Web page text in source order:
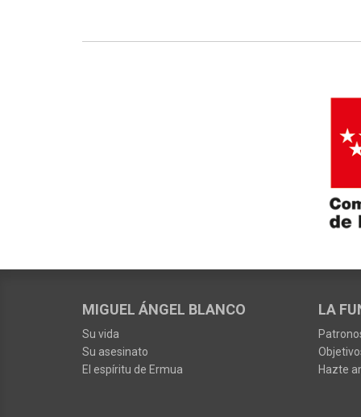
MIGUEL ÁNGEL BLANCO
Su vida
Su asesinato
El espíritu de Ermua
LA
Hazte